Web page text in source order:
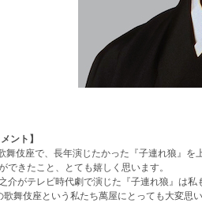
ント】
舞伎座で、長年演じたかった『子連れ狼』を
できたこと、とても嬉しく思います。
介がテレビ時代劇で演じた『子連れ狼』は私
舞伎座という私たち萬屋にとっても大変思い